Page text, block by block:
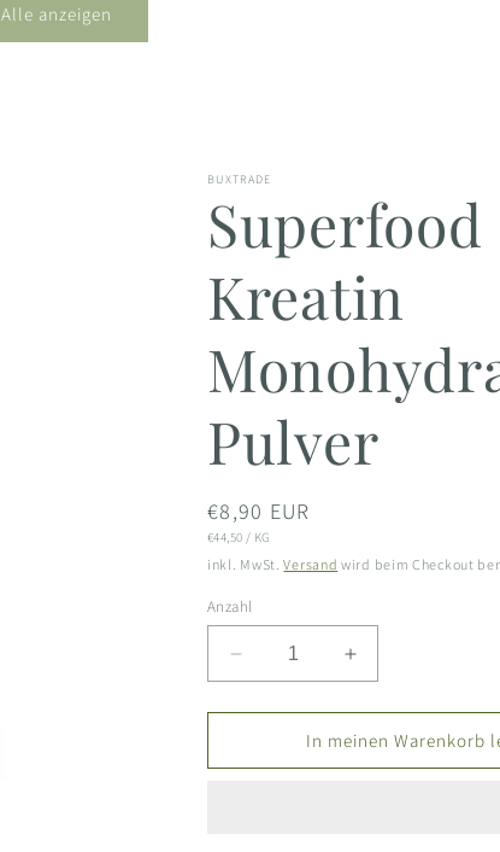
Alle anzeigen
BUXTRADE
Kreatin
Pulver
Normaler
Preis
€8,90 EUR
STÜCKPREIS
€44,50 / PRO
KG
inkl. MwSt.Versand wird beim Checkout
Anzahl
Verringere
die
Menge
Superfood
Erhöhe
die
Menge
für
Superfood
In meinen Warenkorb